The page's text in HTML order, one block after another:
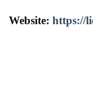
Website: https://